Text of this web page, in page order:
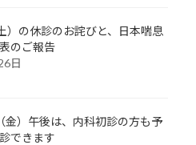
）の休診のお詫びと、日本喘息
のご報告
日
金）午後は、内科初診の方も予
できます